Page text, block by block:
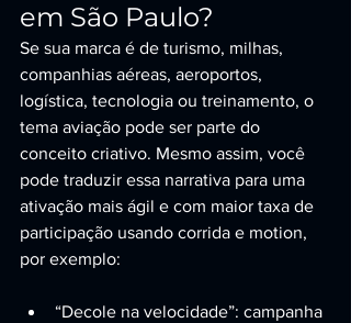
em São Paulo?
Se sua marca é de turismo, milhas,
companhias aéreas, aeroportos,
logística, tecnologia ou treinamento, o
tema aviação pode ser parte do
conceito criativo. Mesmo assim, você
pode traduzir essa narrativa para uma
ativação mais ágil e com maior taxa de
participação usando corrida e motion,
por exemplo:
“Decole na velocidade”: campanha